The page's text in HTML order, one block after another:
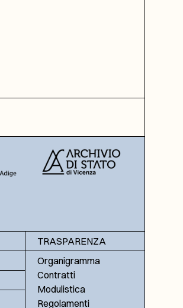
TRASPARENZA
Organigramma
Contratti
Modulistica
Regolamenti